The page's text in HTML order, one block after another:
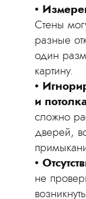
Стены
разные
один
картину.
и
сложно
дверей,
не